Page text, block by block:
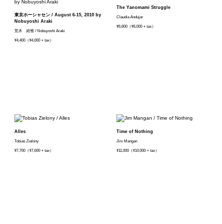
東京ホーシャセン / August 6-15, 2010 by
Nobuyoshi Araki
荒木 経惟 / Nobuyoshi Araki
¥4,400（¥4,000 + tax）
The Yanomami Struggle
Claudia Andujar
¥6,600（¥6,000 + tax）
Alles
Tobias Zielony
¥7,700（¥7,000 + tax）
Time of Nothing
Jim Mangan
¥11,000（¥10,000 + tax）